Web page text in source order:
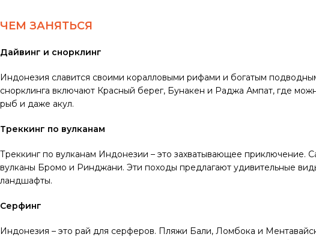
ЧЕМ ЗАНЯТЬСЯ
Дайвинг и снорклинг
Индонезия славится своими коралловыми рифами и богатым
снорклинга включают Красный берег, Бунакен и Раджа Ампат, где
рыб и даже акул.
Треккинг по вулканам
Треккинг по вулканам Индонезии – это захватывающее
вулканы Бромо и Ринджани. Эти походы предлагают удивительные
ландшафты.
Серфинг
Индонезия – это рай для серферов. Пляжи Бали, Ломбока и